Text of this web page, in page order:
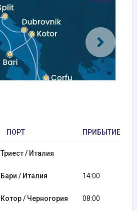
ПОРТ ПРИБЫТИЕ
Триест / Италия
Бари / Италия 14:00
Котор / Черногория 08:00